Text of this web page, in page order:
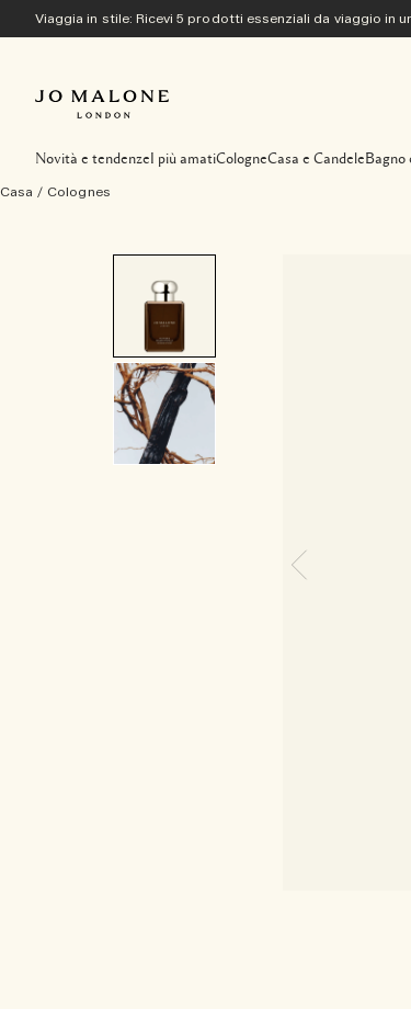
Viaggia in stile: Ricevi 5 prodotti essenziali da viaggio in
Novità e tendenzeI più amatiCologneCasa e CandeleBagno
Casa / Colognes